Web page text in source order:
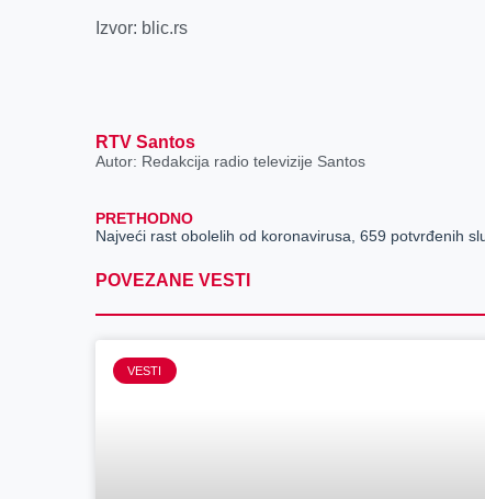
Izvor: blic.rs
RTV Santos
Autor: Redakcija radio televizije Santos
PRETHODNO
POVEZANE VESTI
VESTI